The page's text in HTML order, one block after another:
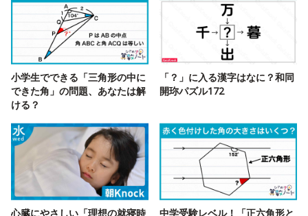
小学生でできる「三角形の中に
できた角」の問題、あなたは解
ける？
「？」に入る漢字はなに？和同
開珎パズル172
心臓にやさしい「理想の就寝時
中学受験レベル！「正六角形と